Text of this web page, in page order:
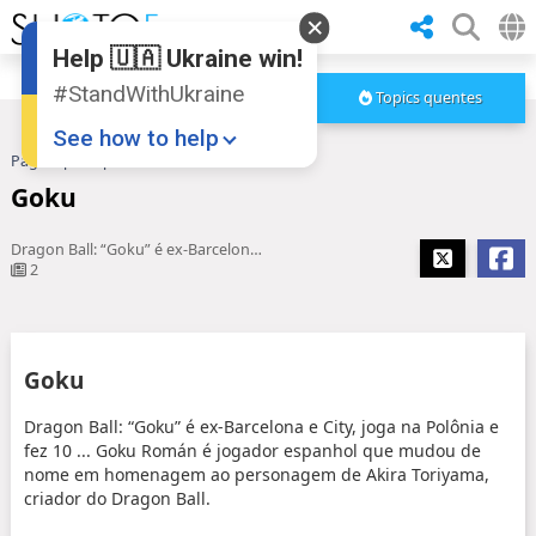
Topics quentes
Pagina principal
Goku
Dragon Ball: “Goku” é ex-Barcelona e City, joga na Polônia e fez 10 ...
2
Goku
Dragon Ball: “Goku” é ex-Barcelona e City, joga na Polônia e
fez 10 ... Goku Román é jogador espanhol que mudou de
nome em homenagem ao personagem de Akira Toriyama,
criador do Dragon Ball.
Help 🇺🇦 Ukraine win!
#StandWithUkraine
See how to help
Share this widget
📌